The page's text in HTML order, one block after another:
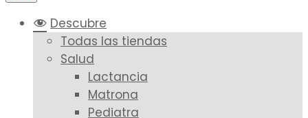
Descubre
Todas las tiendas
Salud
Lactancia
Matrona
Pediatra